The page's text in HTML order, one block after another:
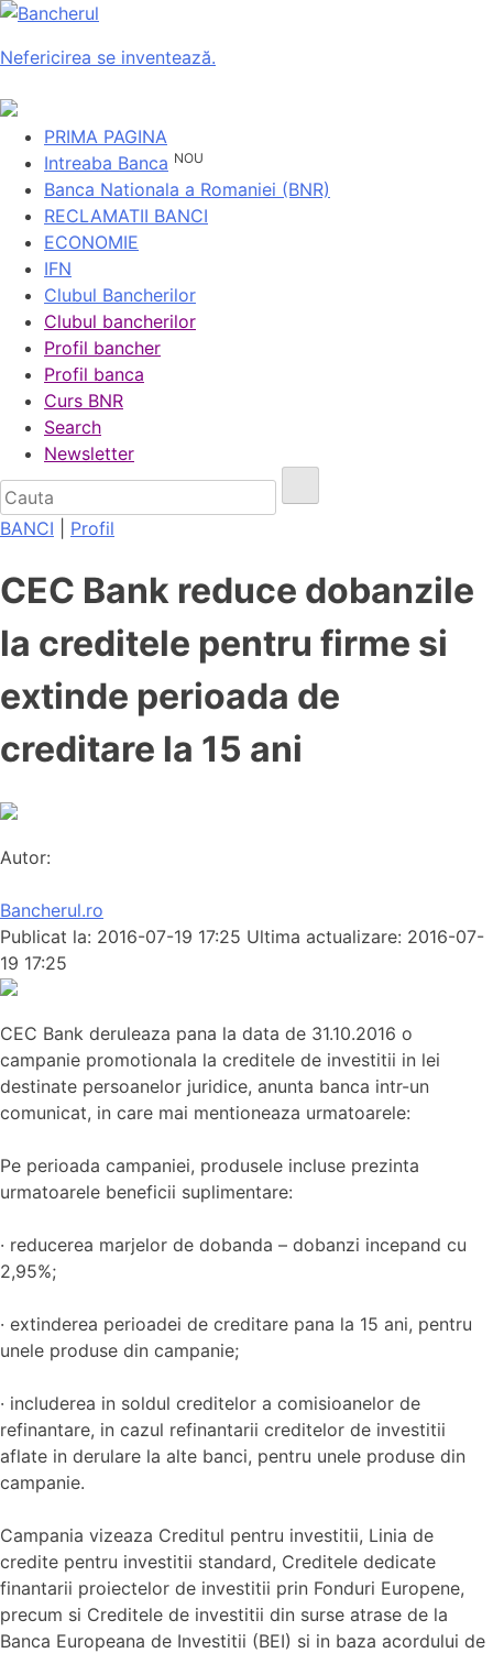
Nefericirea se inventează.
PRIMA PAGINA
Intreaba Banca NOU
Banca Nationala a Romaniei (BNR)
RECLAMATII BANCI
ECONOMIE
IFN
Clubul Bancherilor
Clubul bancherilor
Profil bancher
Profil banca
Curs BNR
Search
Newsletter
BANCI Profil
CEC Bank reduce dobanzile
la creditele pentru firme si
extinde perioada de
creditare la 15 ani
Autor:
Bancherul.ro
Publicat la: 2016-07-19 17:25 Ultima actualizare: 2016-07-
19 17:25
CEC Bank deruleaza pana la data de 31.10.2016 o
campanie promotionala la creditele de investitii in lei
destinate persoanelor juridice, anunta banca intr-un
comunicat, in care mai mentioneaza urmatoarele:
Pe perioada campaniei, produsele incluse prezinta
urmatoarele beneficii suplimentare:
· reducerea marjelor de dobanda – dobanzi incepand cu
2,95%;
· extinderea perioadei de creditare pana la 15 ani, pentru
unele produse din campanie;
· includerea in soldul creditelor a comisioanelor de
refinantare, in cazul refinantarii creditelor de investitii
aflate in derulare la alte banci, pentru unele produse din
campanie.
Campania vizeaza Creditul pentru investitii, Linia de
credite pentru investitii standard, Creditele dedicate
finantarii proiectelor de investitii prin Fonduri Europene,
precum si Creditele de investitii din surse atrase de la
Banca Europeana de Investitii (BEI) si in baza acordului de